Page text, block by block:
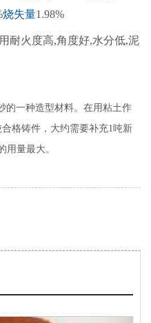
烧失量1.98%
耐火度高,角度好,水分低,泥
一种造型材料。在用粘土作
合格铸件，大约需要补充1吨新
用量最大。